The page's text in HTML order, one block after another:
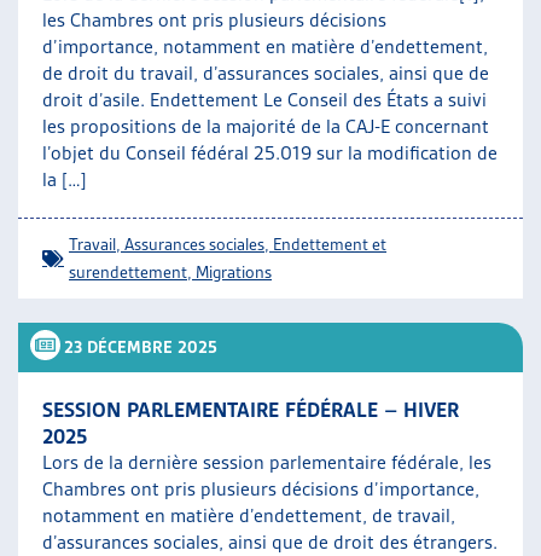
les Chambres ont pris plusieurs décisions
d’importance, notamment en matière d’endettement,
de droit du travail, d’assurances sociales, ainsi que de
droit d’asile. Endettement Le Conseil des États a suivi
les propositions de la majorité de la CAJ-E concernant
l’objet du Conseil fédéral 25.019 sur la modification de
la […]
Travail Assurances sociales Endettement et
surendettement Migrations
23 DÉCEMBRE 2025
SESSION PARLEMENTAIRE FÉDÉRALE – HIVER
2025
Lors de la dernière session parlementaire fédérale, les
Chambres ont pris plusieurs décisions d’importance,
notamment en matière d’endettement, de travail,
d’assurances sociales, ainsi que de droit des étrangers.